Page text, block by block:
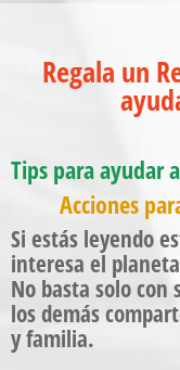
Regala un
Tips para ayudar
Acciones
Si estás leyendo
interesa el
No basta solo con
los demás
y familia.